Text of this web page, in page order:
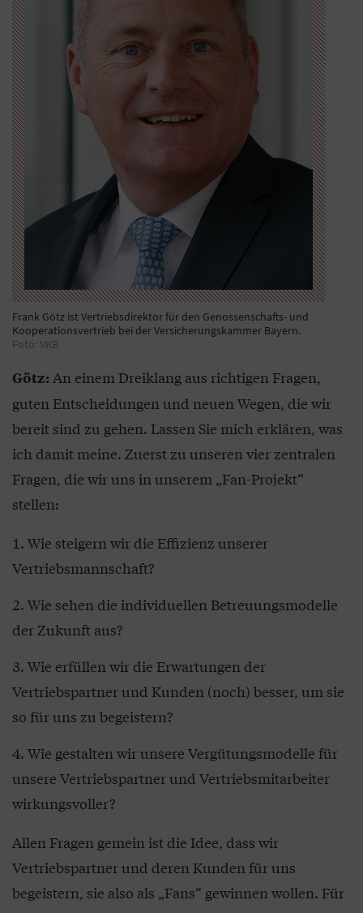
Frank Götz ist Vertriebsdirektor für den Genossenschafts- und
Kooperationsvertrieb bei der Versicherungskammer Bayern.
Foto: VKB
Götz: An einem Dreiklang aus richtigen Fragen,
guten Entscheidungen und neuen Wegen, die wir
bereit sind zu gehen. Lassen Sie mich erklären, was
ich damit meine. Zuerst zu unseren vier zentralen
Fragen, die wir uns in unserem „Fan-Projekt“
stellen:
Wie steigern wir die Effizienz unserer
Vertriebsmannschaft?
Wie sehen die individuellen Betreuungsmodelle
der Zukunft aus?
Wie erfüllen wir die Erwartungen der
Vertriebspartner und Kunden (noch) besser, um sie
so für uns zu begeistern?
Wie gestalten wir unsere Vergütungsmodelle für
unsere Vertriebspartner und Vertriebsmitarbeiter
wirkungsvoller?
Allen Fragen gemein ist die Idee, dass wir
Vertriebspartner und deren Kunden für uns
begeistern, sie also als „Fans“ gewinnen wollen. Für